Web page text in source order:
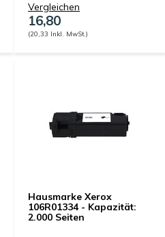
Vergleichen
16,80
(20,33 Inkl. MwSt.)
Hausmarke Xerox
106R01334 - Kapazität:
2.000 Seiten